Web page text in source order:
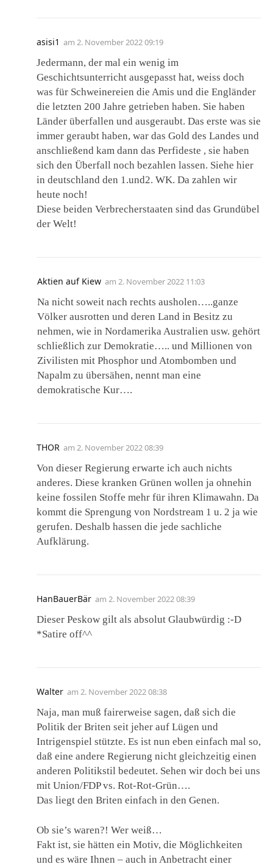
asisi1 am 2. November 2022 09:19
Jedermann, der mal ein wenig im
Geschichtsunterricht ausgepasst hat, weiss doch
was für Schweinereien die Amis und die Engländer
die letzten 200 Jahre getrieben haben. Sie haben
Länder überfallen und ausgeraubt. Das erste was sie
immer geraubt haben, war das Gold des Landes und
anschließend kam dann das Perfideste , sie haben
sich den Überfall noch bezahlen lassen. Siehe hier
in deutschland den 1.und2. WK. Da zahlen wir
heute noch!
Diese beiden Verbrecherstaaten sind das Grundübel
der Welt!
Aktien auf Kiew am 2. November 2022 11:03
Na nicht soweit nach rechts ausholen…..ganze
Völker ausrotten und deren Land in Besitz zu
nehmen, wie in Nordamerika Australien usw. gehört
schließlich zur Demokratie….. und Millionen von
Zivilisten mit Phosphor und Atombomben und
Napalm zu übersähen, nennt man eine
demokratische Kur….
THOR am 2. November 2022 08:39
Von dieser Regierung erwarte ich auch nichts
anderes. Diese kranken Grünen wollen ja ohnehin
keine fossilen Stoffe mehr für ihren Klimawahn. Da
kommt die Sprengung von Nordstream 1 u. 2 ja wie
gerufen. Deshalb hassen die jede sachliche
Aufklärung.
HanBauerBär am 2. November 2022 08:39
Dieser Peskow gilt als absolut Glaubwürdig :-D
*Satire off^^
Walter am 2. November 2022 08:38
Naja, man muß fairerweise sagen, daß sich die
Politik der Briten seit jeher auf Lügen und
Intrigenspiel stützte. Es ist nun eben einfach mal so,
daß eine andere Regierung nicht gleichzeitig einen
anderen Politikstil bedeutet. Sehen wir doch bei uns
mit Union/FDP vs. Rot-Rot-Grün….
Das liegt den Briten einfach in den Genen.
Ob sie’s waren?! Wer weiß…
Fakt ist, sie hätten ein Motiv, die Möglichkeiten
und es wäre Ihnen – auch in Anbetracht einer